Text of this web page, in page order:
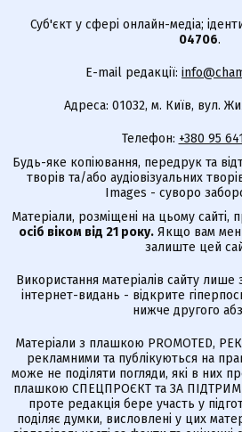
Суб'єкт у сфері онлайн-медіа;
04706.
E-mail редакції:
Адреса: 01032, м. Київ, вул.
Телефон: +380 95
Будь-яке копіювання, передрук та
творів та/або аудіовізуальних
Images - суворо
Матеріали, розміщені на цьому сайті,
осіб віком від 21 року. Якщо вам
залиште цей
Використання матеріалів сайту
інтернет-видань - відкрите
нижче другого
Матеріали з плашкою PROMOTED,
рекламними та публікуються на
може не поділяти погляди, які в них
плашкою СПЕЦПРОЄКТ та ЗА
проте редакція бере участь у
поділяє думки, висловлені у цих